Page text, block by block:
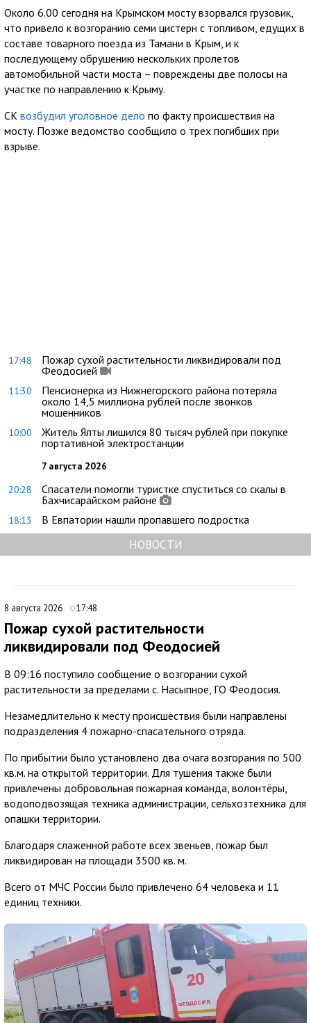
Около 6.00 сегодня на Крымском мосту взорвался грузовик,
что привело к возгоранию семи цистерн с топливом, едущих в
составе товарного поезда из Тамани в Крым, и к
последующему обрушению нескольких пролетов
автомобильной части моста – повреждены две полосы на
участке по направлению к Крыму.
СК возбудил уголовное дело по факту происшествия на
мосту. Позже ведомство сообщило о трех погибших при
взрыве.
17:48
Пожар сухой растительности ликвидировали под
Феодосией
11:30
Пенсионерка из Нижнегорского района потеряла
около 14,5 миллиона рублей после звонков
мошенников
10:00
Житель Ялты лишился 80 тысяч рублей при покупке
портативной электростанции
7 августа 2026
20:28
Спасатели помогли туристке спуститься со скалы в
Бахчисарайском районе
18:13 В Евпатории нашли пропавшего подростка
НОВОСТИ
8 августа 2026 17:48
Пожар сухой растительности
ликвидировали под Феодосией
В 09:16 поступило сообщение о возгорании сухой
растительности за пределами с. Насыпное, ГО Феодосия.
Незамедлительно к месту происшествия были направлены
подразделения 4 пожарно-спасательного отряда.
По прибытии было установлено два очага возгорания по 500
кв.м. на открытой территории. Для тушения также были
привлечены добровольная пожарная команда, волонтёры,
водоподвозящая техника администрации, сельхозтехника для
опашки территории.
Благодаря слаженной работе всех звеньев, пожар был
ликвидирован на площади 3500 кв. м.
Всего от МЧС России было привлечено 64 человека и 11
единиц техники.